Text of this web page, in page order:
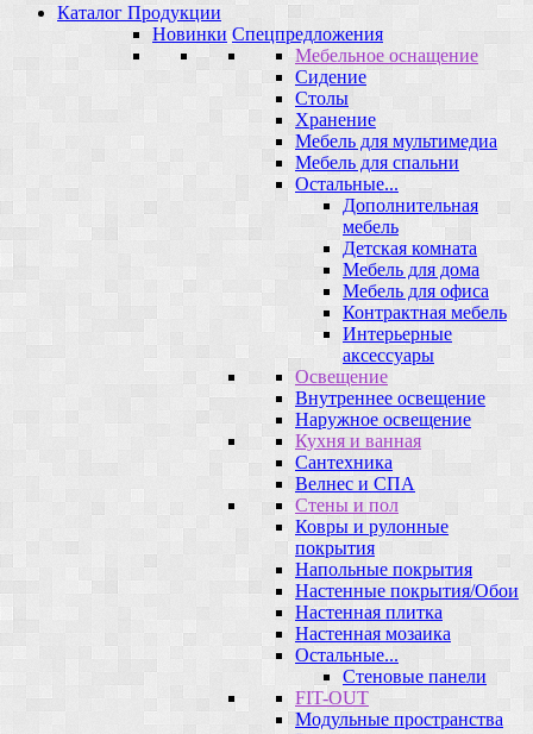
Каталог Продукции
Новинки Спецпредложения
Мебельное оснащение
Сидение
Столы
Хранение
Мебель для мультимедиа
Мебель для спальни
Остальные...
Дополнительная
мебель
Детская комната
Мебель для дома
Мебель для офиса
Контрактная мебель
Интерьерные
аксессуары
Освещение
Внутреннее освещение
Наружное освещение
Кухня и ванная
Сантехника
Велнес и СПА
Стены и пол
Ковры и рулонные
покрытия
Напольные покрытия
Настенные покрытия/Обои
Настенная плитка
Настенная мозаика
Остальные...
Стеновые панели
FIT-OUT
Модульные пространства